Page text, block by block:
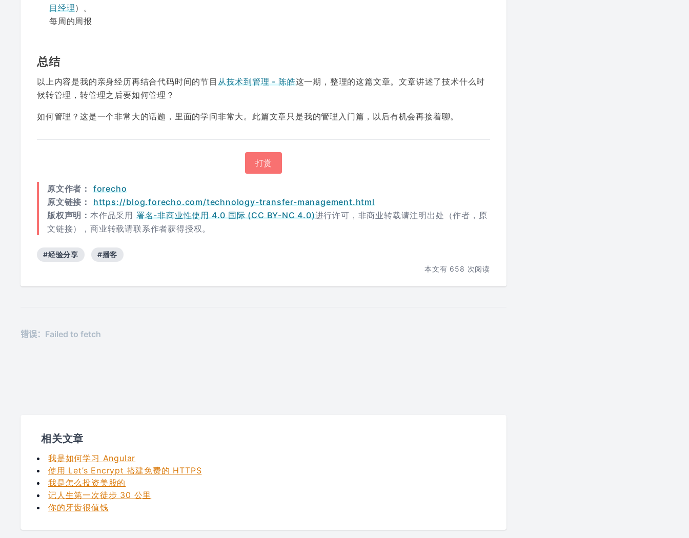
目经理）。
每周的周报
总结
以上内容是我的亲身经历再结合代码时间的节目 从技术到管理 - 陈皓这一期，整理的这篇文章。文章讲述了技术什么时
候转管理，转管理之后要如何管理？
如何管理？这是一个非常大的话题，里面的学问非常大。此篇文章只是我的管理入门篇，以后有机会再接着聊。
打赏
原文作者：
forecho
原文链接：
https://blog.forecho.com/technology-transfer-management.html
版权声明： 本作品采用 署名-非商业性使用 4.0 国际 (CC BY-NC 4.0)进行许可，非商业转载请注明出处（作者，原
文链接），商业转载请联系作者获得授权。
#经验分享
#播客
本文有 658 次阅读
相关文章
我是如何学习 Angular
使用 Let’s Encrypt 搭建免费的 HTTPS
我是怎么投资美股的
记人生第一次徒步 30 公里
你的牙齿很值钱